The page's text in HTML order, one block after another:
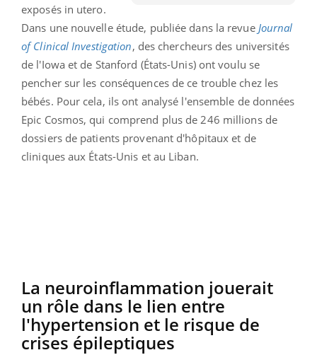
exposés in utero.
Dans une nouvelle étude, publiée dans la revue Journal
of Clinical Investigation, des chercheurs des universités
de l'Iowa et de Stanford (États-Unis) ont voulu se
pencher sur les conséquences de ce trouble chez les
bébés. Pour cela, ils ont analysé l'ensemble de données
Epic Cosmos, qui comprend plus de 246 millions de
dossiers de patients provenant d'hôpitaux et de
cliniques aux États-Unis et au Liban.
La neuroinflammation jouerait
un rôle dans le lien entre
l'hypertension et le risque de
crises épileptiques